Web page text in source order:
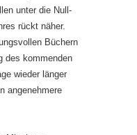
unter die Null-
rückt näher.
Büchern
des kommenden
wieder länger
angenehmere